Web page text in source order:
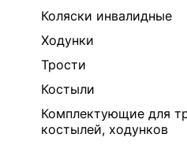
Коляски инвалидные
Ходунки
Трости
Костыли
Комплектующие для
костылей, ходунков